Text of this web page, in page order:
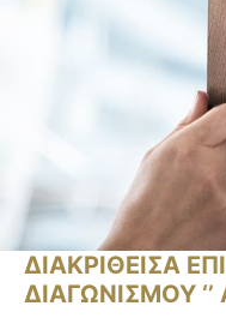
ΔΙΑΚΡΙΘΕΙΣΑ
ΔΙΑΓΩΝΙΣΜΟΥ ‘’